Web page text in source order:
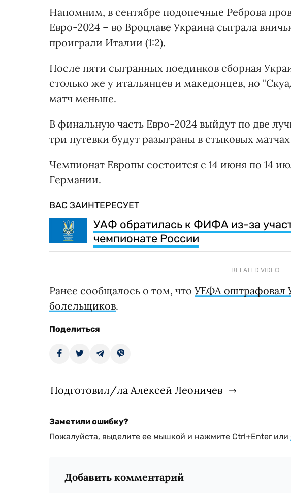
Напомним, в сентябре подопечные Реброва
Евро-2024 – во Вроцлаве Украина сыграла
проиграли Италии (1:2).
После пяти сыгранных поединков сборная
столько же у итальянцев и македонцев, но
матч меньше.
В финальную часть Евро-2024 выйдут по две
три путевки будут разыграны в стыковых
Чемпионат Европы состоится с 14 июня по 14
Германии.
ВАС ЗАИНТЕРЕСУЕТ
УАФ обратилась к ФИФА из-за
чемпионате России
RELATED VIDEO
Ранее сообщалось о том, что УЕФА оштрафовал
болельщиков.
Поделиться
Подготовил/ла Алексей Леоничев
Заметили ошибку?
Пожалуйста, выделите ее мышкой и нажмите Ctrl+Enter или
Добавить комментарий